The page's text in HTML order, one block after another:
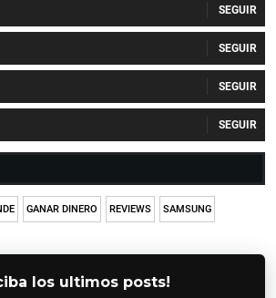
GANAR DINERO REVIEWS SAMSUNG
los ultimos posts!